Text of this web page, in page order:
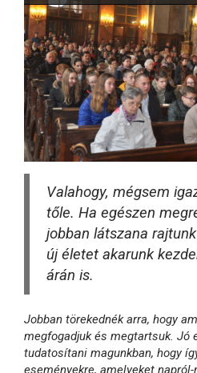
Valahogy, mégsem
tőle. Ha egészen
jobban látszana
új életet akarunk
árán is.
Jobban törekednék arra, hogy
megfogadjuk és megtartsuk. Jó
tudatosítani magunkban, hogy
eseményekre, amelyeket